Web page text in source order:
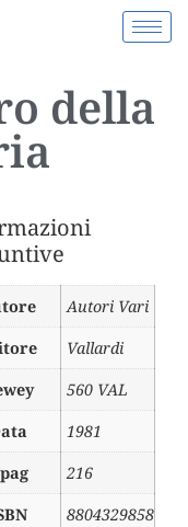
della
Autori Vari
Vallardi
560 VAL
1981
216
8804329858